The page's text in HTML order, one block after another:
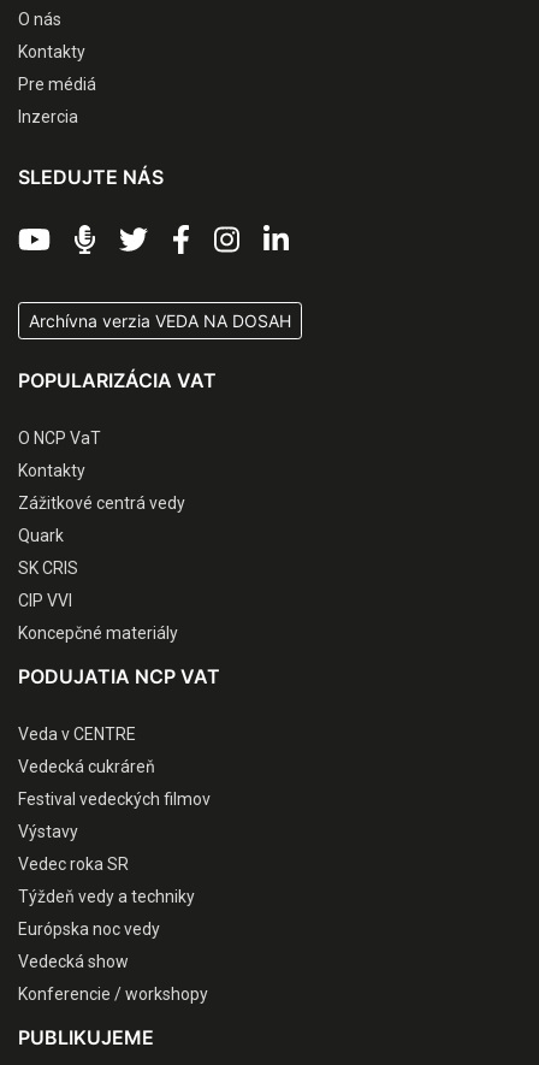
O nás
Kontakty
Pre médiá
Inzercia
SLEDUJTE NÁS
Archívna verzia VEDA NA DOSAH
POPULARIZÁCIA VAT
O NCP VaT
Kontakty
Zážitkové centrá vedy
Quark
SK CRIS
CIP VVI
Koncepčné materiály
PODUJATIA NCP VAT
Veda v CENTRE
Vedecká cukráreň
Festival vedeckých filmov
Výstavy
Vedec roka SR
Týždeň vedy a techniky
Európska noc vedy
Vedecká show
Konferencie / workshopy
PUBLIKUJEME